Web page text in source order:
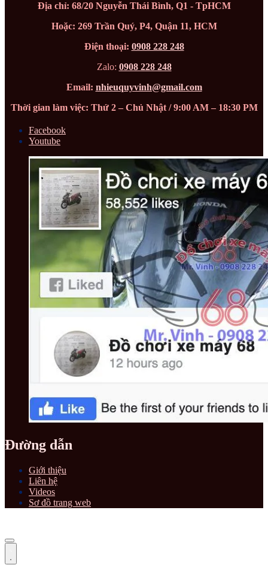
Địa chỉ: 68/20 Nguyễn Thái Bình, Q1 - TpHCM
Hoặc: 269 Trần Quý, P4, Quận 11, HCM
Điện thoại: 0908 228 248
Zalo: 0908 228 248
Email: nhieuquyvinh@gmail.com
Thời gian làm việc: Thứ 2 – Chủ Nhật / 9:00 AM – 18:30 PM
Facebook
Youtube
Đường dẫn
Giới thiệu
Liên hệ
Videos
Sơ đồ trang web